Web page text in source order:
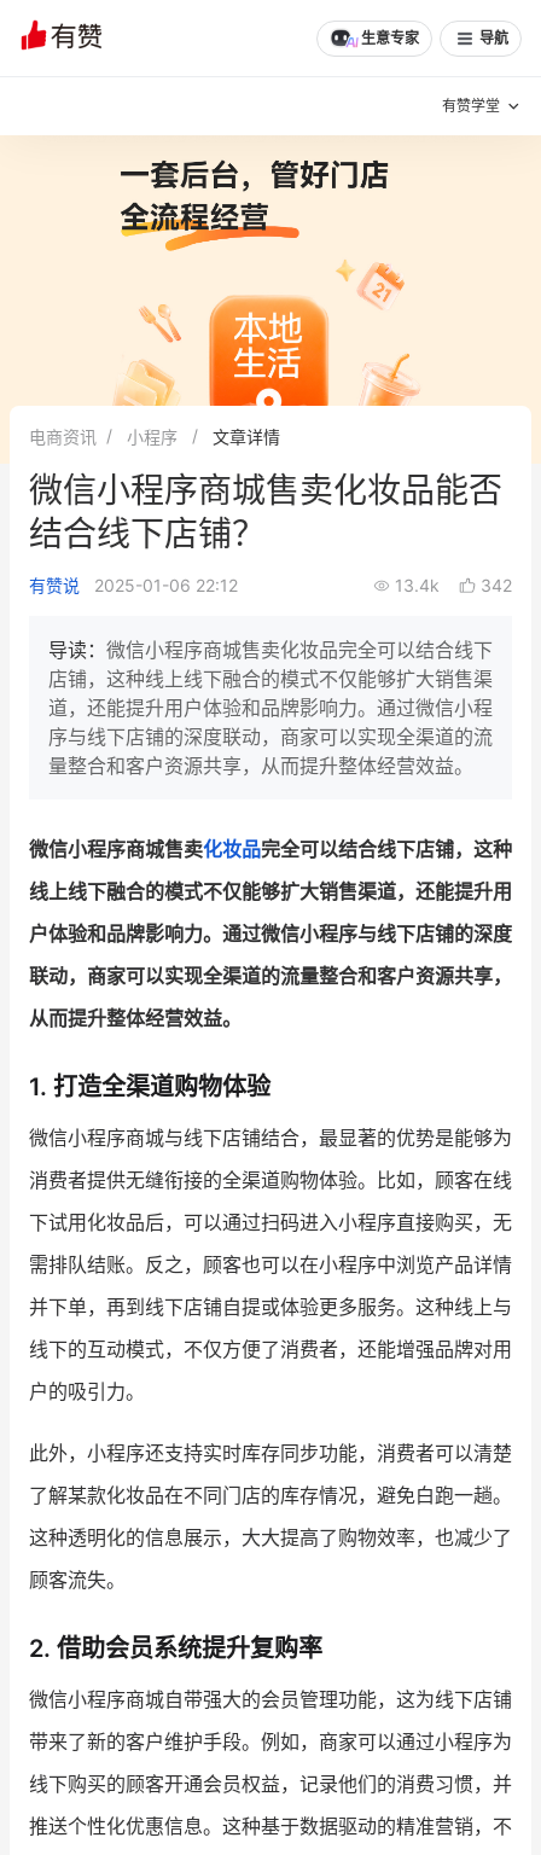
生意专家 导航
有赞学堂
增长方法
有赞专家说
新零售最佳实践
面对面聊增长
新零售大会
增长产品指南
智库 产品场景库
行业洞察
品牌消费观 行业报告
培训课程
私域课程 新零售内参
增长俱乐部
增长俱乐部 有赞商盟
合作共进
入驻有赞 认证代理商
有赞云 数据通服务
电商资讯 小程序 文章详情
微信小程序商城售卖化妆品能否
结合线下店铺？
有赞说 2025-01-06 22:12 13.4k 342
导读： 微信小程序商城售卖化妆品完全可以结合线下
店铺，这种线上线下融合的模式不仅能够扩大销售渠
道，还能提升用户体验和品牌影响力。通过微信小程
序与线下店铺的深度联动，商家可以实现全渠道的流
量整合和客户资源共享，从而提升整体经营效益。
微信小程序商城售卖化妆品完全可以结合线下店铺，这种
线上线下融合的模式不仅能够扩大销售渠道，还能提升用
户体验和品牌影响力。通过微信小程序与线下店铺的深度
联动，商家可以实现全渠道的流量整合和客户资源共享，
从而提升整体经营效益。
1. 打造全渠道购物体验
微信小程序商城与线下店铺结合，最显著的优势是能够为
消费者提供无缝衔接的全渠道购物体验。比如，顾客在线
下试用化妆品后，可以通过扫码进入小程序直接购买，无
需排队结账。反之，顾客也可以在小程序中浏览产品详情
并下单，再到线下店铺自提或体验更多服务。这种线上与
线下的互动模式，不仅方便了消费者，还能增强品牌对用
户的吸引力。
此外，小程序还支持实时库存同步功能，消费者可以清楚
了解某款化妆品在不同门店的库存情况，避免白跑一趟。
这种透明化的信息展示，大大提高了购物效率，也减少了
顾客流失。
2. 借助会员系统提升复购率
微信小程序商城自带强大的会员管理功能，这为线下店铺
带来了新的客户维护手段。例如，商家可以通过小程序为
线下购买的顾客开通会员权益，记录他们的消费习惯，并
推送个性化优惠信息。这种基于数据驱动的精准营销，不